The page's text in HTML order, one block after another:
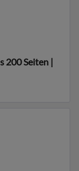
200 Seiten |